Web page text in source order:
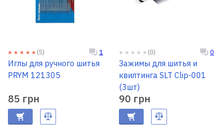
Контакты
RU|UA
(5) 1
Иглы для ручного шитья
PRYM 121305
85 грн
(0) 0
Зажимы для шитья и
квилтинга SLT Clip-001
(3шт)
90 грн